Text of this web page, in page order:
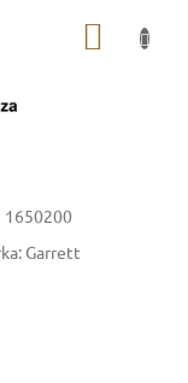
KOSÁR
1650200
Garrett